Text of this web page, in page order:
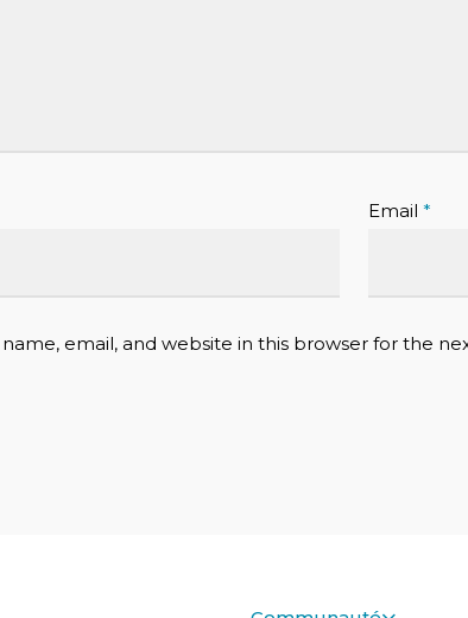
Email *
name, email, and website in this browser for the